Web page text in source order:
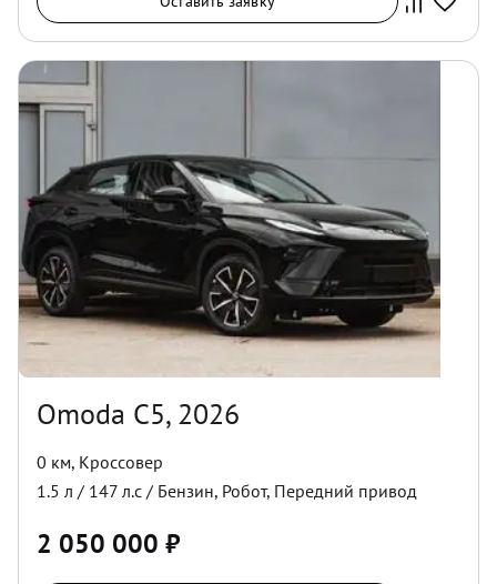
Omoda C5, 2026
0 км, Кроссовер
1.5 л / 147 л.с / Бензин, Робот, Передний привод
2 050 000 ₽